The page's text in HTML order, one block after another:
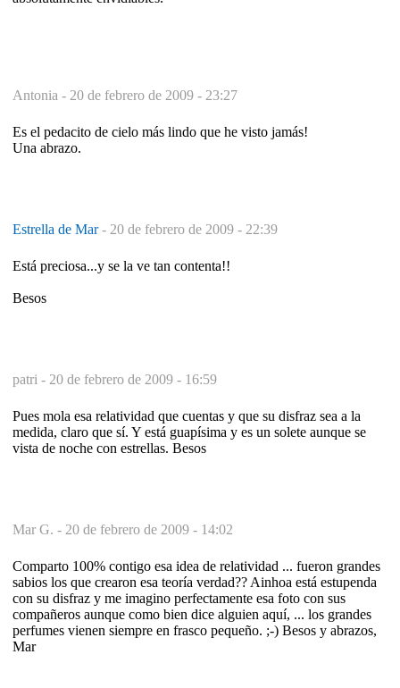
Antonia - 20 de febrero de 2009 - 23:27
Es el pedacito de cielo más lindo que he visto jamás!
Una abrazo.
Estrella de Mar- 20 de febrero de 2009 - 22:39
Está preciosa...y se la ve tan contenta!!
Besos
patri - 20 de febrero de 2009 - 16:59
Pues mola esa relatividad que cuentas y que su disfraz sea a la
medida, claro que sí. Y está guapísima y es un solete aunque se
vista de noche con estrellas. Besos
Mar G. - 20 de febrero de 2009 - 14:02
Comparto 100% contigo esa idea de relatividad ... fueron grandes
sabios los que crearon esa teoría verdad?? Ainhoa está estupenda
con su disfraz y me imagino perfectamente esa foto con sus
compañeros aunque como bien dice alguien aquí, ... los grandes
perfumes vienen siempre en frasco pequeño. ;-) Besos y abrazos,
Mar